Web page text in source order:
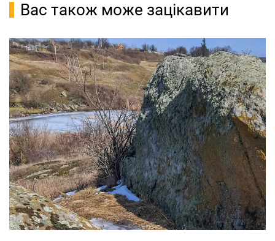
Вас також може зацікавити